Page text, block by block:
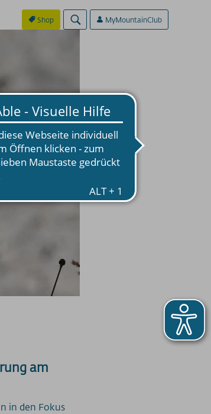
Shop MyMountainClub
am
in den Fokus